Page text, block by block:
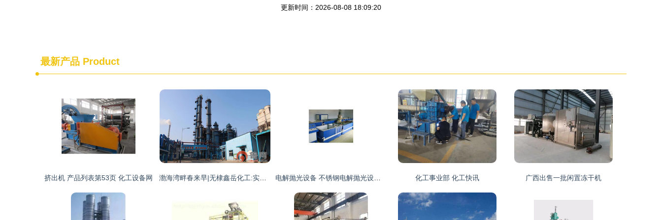
更新时间：2026-08-08 18:09:20
最新产品 Product
挤出机 产品列表第53页 化工设备网 化工事业部 化工快讯 广西出售一批闲置冻干机